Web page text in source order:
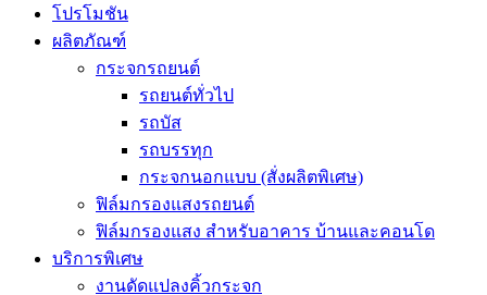
โปรโมชัน
ผลิตภัณฑ์
กระจกรถยนต์
รถยนต์ทั่วไป
รถบัส
รถบรรทุก
กระจกนอกแบบ (สั่งผลิตพิเศษ)
ฟิล์มกรองแสงรถยนต์
ฟิล์มกรองแสง สำหรับอาคาร บ้านและคอนโด
บริการพิเศษ
งานดัดแปลงคิ้วกระจก